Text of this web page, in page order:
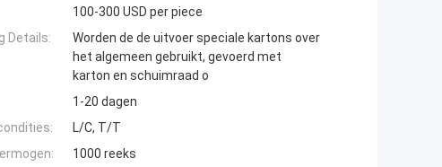
100-300 USD per piece
Details:
Worden de de uitvoer speciale kartons over
het algemeen gebruikt, gevoerd met
karton en schuimraad o
1-20 dagen
L/C, T/T
1000 reeks